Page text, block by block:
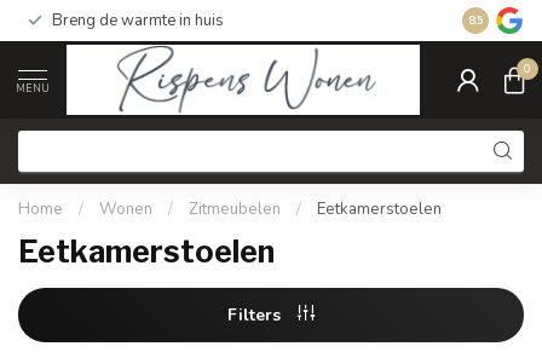
Breng de warmte in huis Gratis
8.5
MENU
0
Home / Wonen / Zitmeubelen / Eetkamerstoelen
Eetkamerstoelen
Filters